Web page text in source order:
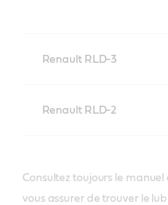
Renault RLD-3
Renault RLD-2
spécification
Consultez toujours le
vous assurer de trouver le